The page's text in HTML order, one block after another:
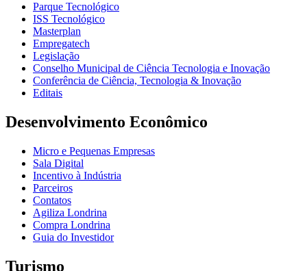
Parque Tecnológico
ISS Tecnológico
Masterplan
Empregatech
Legislação
Conselho Municipal de Ciência Tecnologia e Inovação
Conferência de Ciência, Tecnologia & Inovação
Editais
Desenvolvimento Econômico
Micro e Pequenas Empresas
Sala Digital
Incentivo à Indústria
Parceiros
Contatos
Agiliza Londrina
Compra Londrina
Guia do Investidor
Turismo